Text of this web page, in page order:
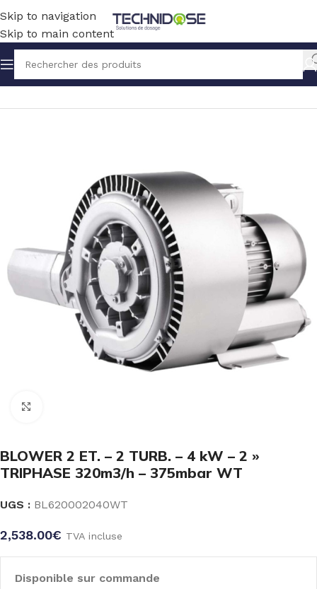
Skip to navigation
Skip to main content
Accueil BLOWERS POMPE A VIDE SOUFFLANTE
BLOWER 2 ET. – 2 TURB. – 4 kW – 2 »
TRIPHASE 320m3/h – 375mbar WT
UGS : BL620002040WT
2,538.00€ TVA incluse
Disponible sur commande